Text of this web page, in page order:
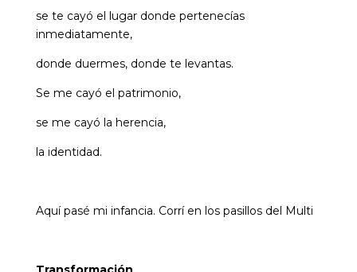
se te cayó el lugar donde pertenecías
inmediatamente,
donde duermes, donde te levantas.
Se me cayó el patrimonio,
se me cayó la herencia,
la identidad.
Aquí pasé mi infancia. Corrí en los pasillos del Multi